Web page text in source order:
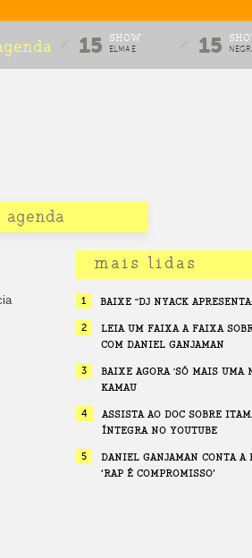
15 SHOW
ELMA E
15
agenda
mais lidas
1 BAIXE "DJ NYACK
2
LEIA UM FAIXA A FAIXA
COM DANIEL GANJAMAN
3
BAIXE AGORA 'SÓ MAIS UMA
KAMAU
4
ASSISTA AO DOC SOBRE
ÍNTEGRA NO YOUTUBE
5
DANIEL GANJAMAN CONTA A
‘RAP É COMPROMISSO’